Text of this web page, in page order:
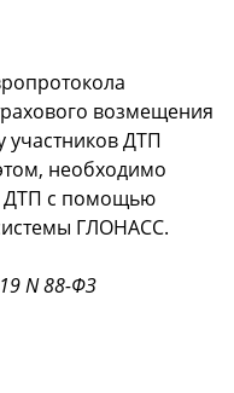
возмещения
участников ДТП
необходимо
ДТП с помощью
ГЛОНАСС.
N 88-ФЗ